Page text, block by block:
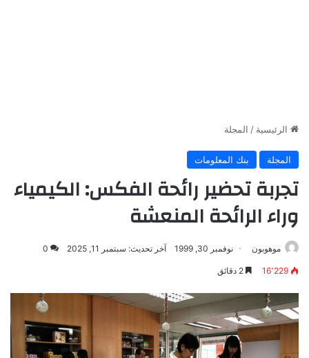
الرئيسية / المجلة
المجلة بنك المعلومات
تجربة تحضير رائحة الفكس: الكيمياء
وراء الرائحة المنعشة
موهوبون نوفمبر 30, 1999 آخر تحديث: سبتمبر 11, 2025 0
16٬229